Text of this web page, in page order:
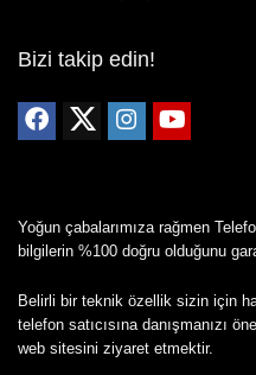
Bizi takip edin!
Yoğun çabalarımıza rağmen
bilgilerin %100 doğru olduğunu
Belirli bir teknik özellik sizin için
telefon satıcısına danışmanızı
web sitesini ziyaret etmektir.